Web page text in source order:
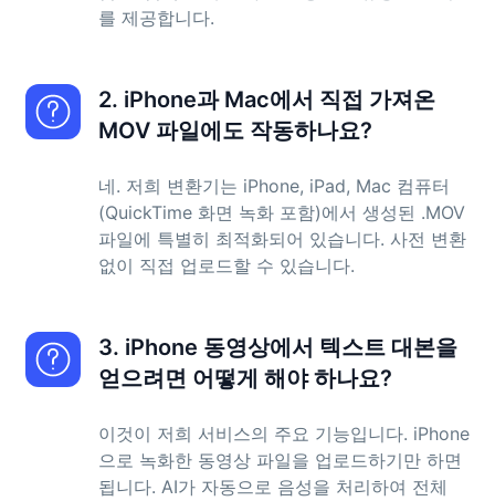
를 제공합니다.
2. iPhone과 Mac에서 직접 가져온
MOV 파일에도 작동하나요?
네. 저희 변환기는 iPhone, iPad, Mac 컴퓨터
(QuickTime 화면 녹화 포함)에서 생성된 .MOV
파일에 특별히 최적화되어 있습니다. 사전 변환
없이 직접 업로드할 수 있습니다.
3. iPhone 동영상에서 텍스트 대본을
얻으려면 어떻게 해야 하나요?
이것이 저희 서비스의 주요 기능입니다. iPhone
으로 녹화한 동영상 파일을 업로드하기만 하면
됩니다. AI가 자동으로 음성을 처리하여 전체